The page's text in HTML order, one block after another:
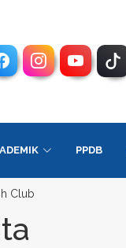
PPDB
Club